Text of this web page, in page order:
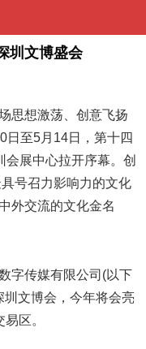
圳文博盛会
思想激荡、创意飞扬
日至5月14日，第十四
会展中心拉开序幕。创
号召力影响力的文化
外交流的文化金名
字传媒有限公司(以下
圳文博会，今年将会亮
区。